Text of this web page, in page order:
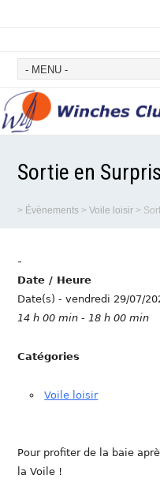
Sortie en
> Évènements >Voile loisir >
-
Date / Heure
Date(s) - vendredi 29/07/
14 h 00 min - 18 h 00 min
Catégories
Voile loisir
Pour profiter de la baie
la Voile !